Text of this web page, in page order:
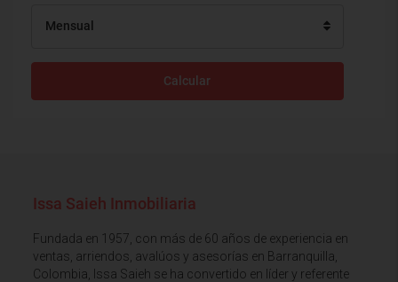
Mensual
Calcular
Issa Saieh Inmobiliaria
Fundada en 1957, con más de 60 años de experiencia en
ventas, arriendos, avalúos y asesorías en Barranquilla,
Colombia, Issa Saieh se ha convertido en líder y referente